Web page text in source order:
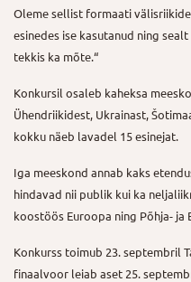
Oleme sellist formaati
esinedes ise kasutanud ning sealt
tekkis ka mõte.“
Konkursil osaleb kaheksa
Ühendriikidest, Ukrainast,
kokku näeb lavadel 15 esinejat.
Iga meeskond annab kaks
hindavad nii publik kui ka
koostöös Euroopa ning Põhja-
Konkurss toimub 23. septembril
finaalvoor leiab aset 25.